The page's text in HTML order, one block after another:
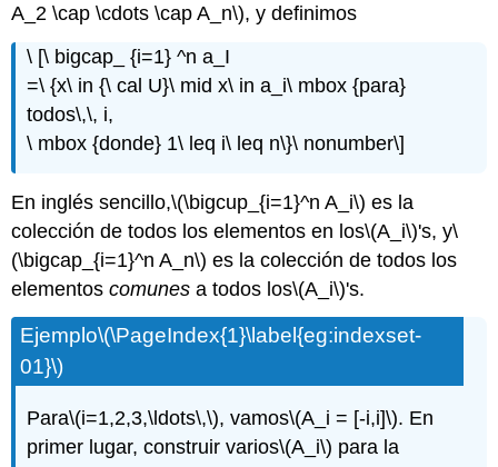
A_2 \cap \cdots \cap A_n\), y definimos
\ [\ bigcap_ {i=1} ^n a_I
=\ {x\ in {\ cal U}\ mid x\ in a_i\ mbox {para}
todos\,\, i,
\ mbox {donde} 1\ leq i\ leq n\}\ nonumber\]
En inglés sencillo,\(\bigcup_{i=1}^n A_i\) es la
colección de todos los elementos en los\(A_i\)'s, y\
(\bigcap_{i=1}^n A_n\) es la colección de todos los
elementoscomunes a todos los\(A_i\)'s.
Ejemplo\(\PageIndex{1}\label{eg:indexset-
01}\)
Para\(i=1,2,3,\ldots\,\), vamos\(A_i = [-i,i]\). En
primer lugar, construir varios\(A_i\) para la